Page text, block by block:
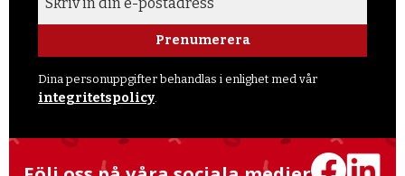
Prenumerera
Dina personuppgifter behandlas i enlighet med vår
integritetspolicy